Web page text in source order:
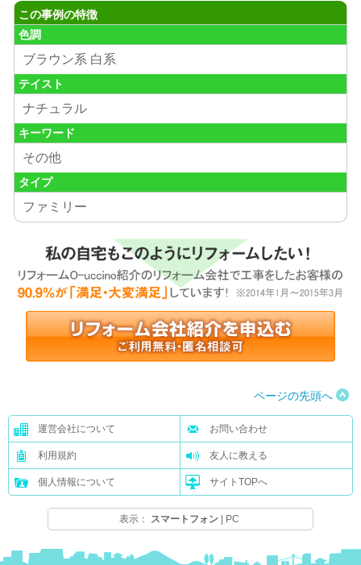
この事例の特徴
色調
ブラウン系 白系
テイスト
ナチュラル
キーワード
その他
タイプ
ファミリー
ページの先頭へ
運営会社について お問い合わせ
利用規約 友人に教える
個人情報について サイトTOPへ
表示： スマートフォン PC